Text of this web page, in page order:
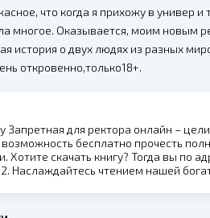
что когда я прихожу в универ
многое. Оказывается, моим новым
история о двух людях из разных
откровенно,только18+.
Запретная для ректора онлайн –
возможность бесплатно прочесть
Хотите скачать книгу? Тогда вы по
Наслаждайтесь чтением нашей